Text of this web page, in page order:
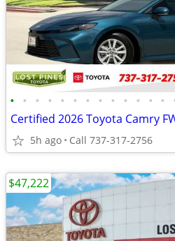
• • • • • • • • • • • • •
Certified 2026 Toyota Camry
5h ago Call 737-317-2756
$47,222